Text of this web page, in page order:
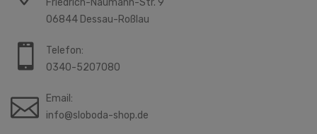
06844 Dessau-Roßlau
Telefon:
0340-5207080
Email:
info@sloboda-shop.de